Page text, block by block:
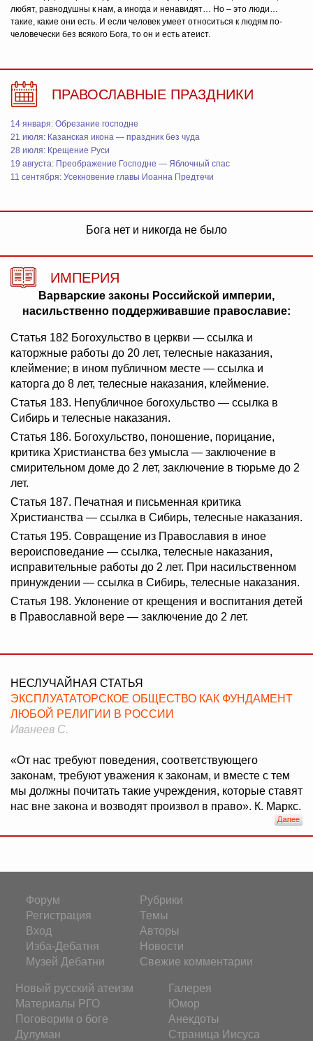
любят, равнодушны к нам, а иногда и ненавидят… Но – это люди…
такие, какие они есть. И если человек умеет относиться к людям по-
человечески без всякого Бога, то он и есть атеист.
ПРАВОСЛАВНЫЕ ПРАЗДНИКИ
14 января: Обрезание господне
21 июля: Казанская икона — праздник без чуда
28 июля: Крещение Руси
19 августа: Преображение Господне — Яблочный спас
11 сентября: Усекновение главы Иоанна Предтечи
Бога нет и никогда не было
ИМПЕРИЯ
Варварские законы Российской империи,
насильственно поддерживавшие православие:
Статья 182 Богохульство в церкви — ссылка и
каторжные работы до 20 лет, телесные наказания,
клеймение; в ином публичном месте — ссылка и
каторга до 8 лет, телесные наказания, клеймение.
Статья 183. Непубличное богохульство — ссылка в
Сибирь и телесные наказания.
Статья 186. Богохульство, поношение, порицание,
критика Христианства без умысла — заключение в
смирительном доме до 2 лет, заключение в тюрьме до 2
лет.
Статья 187. Печатная и письменная критика
Христианства — ссылка в Сибирь, телесные наказания.
Статья 195. Совращение из Православия в иное
вероисповедание — ссылка, телесные наказания,
исправительные работы до 2 лет. При насильственном
принуждении — ссылка в Сибирь, телесные наказания.
Статья 198. Уклонение от крещения и воспитания детей
в Православной вере — заключение до 2 лет.
НЕСЛУЧАЙНАЯ СТАТЬЯ
ЭКСПЛУАТАТОРСКОЕ ОБЩЕСТВО КАК ФУНДАМЕНТ
ЛЮБОЙ РЕЛИГИИ В РОССИИ
Иванеев С.
«От нас требуют поведения, соответствующего
законам, требуют уважения к законам, и вместе с тем
мы должны почитать такие учреждения, которые ставят
нас вне закона и возводят произвол в право». К. Маркс.
Форум
Регистрация
Вход
Изба-Дебатня
Музей Дебатни
Рубрики
Темы
Авторы
Новости
Свежие комментарии
Новый русский атеизм
Материалы РГО
Поговорим о боге
Дулуман
Галерея
Юмор
Анекдоты
Страница Иисуса